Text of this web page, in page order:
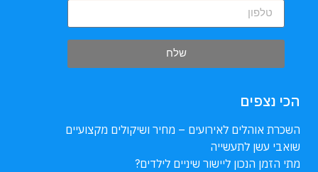
שלח
הכי נצפים
השכרת אוהלים לאירועים – מחיר ושיקולים מקצועיים
שואבי עשן לתעשייה
מתי הזמן הנכון ליישור שיניים לילדים?